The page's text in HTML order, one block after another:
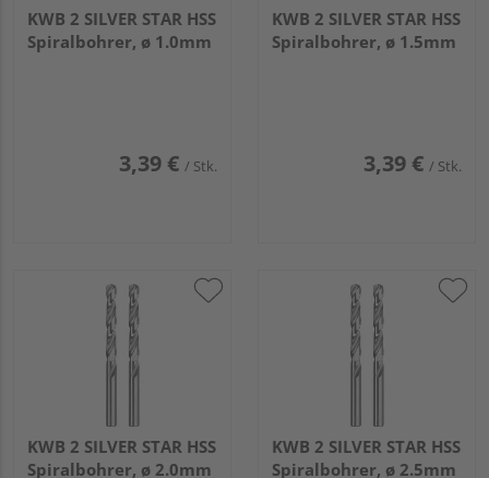
KWB 2 SILVER STAR HSS
Spiralbohrer, ø 1.0mm
3,39 € / Stk.
KWB 2 SILVER STAR HSS
Spiralbohrer, ø 1.5mm
3,39 € / Stk.
KWB 2 SILVER STAR HSS
Spiralbohrer, ø 2.0mm
KWB 2 SILVER STAR HSS
Spiralbohrer, ø 2.5mm